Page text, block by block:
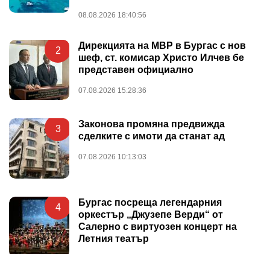
08.08.2026 18:40:56
2
Дирекцията на МВР в Бургас с нов
шеф, ст. комисар Христо Илчев бе
представен официално
07.08.2026 15:28:36
3
Законова промяна предвижда
сделките с имоти да станат ад
07.08.2026 10:13:03
4
Бургас посреща легендарния
оркестър „Джузепе Верди“ от
Салерно с виртуозен концерт на
Летния театър